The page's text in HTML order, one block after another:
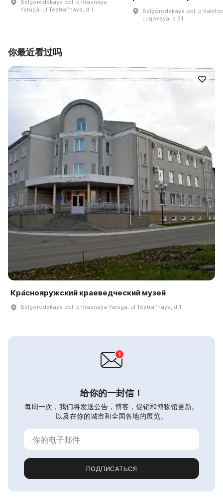
Belgorodskaya obl, p Krasnaya
Yaruga, ul Teatralʹnaya, d 1
Belgorodskaya obl, p
Lugovaya, d 51
你最近看过吗
Кра́снояружский краеведческий музей
Belgorodskaya obl, p Krasnaya Yaruga, ul Teatralʹnaya, d 1
给你的一封信！
每周一次，我们将发送公告，博客，促销和博物馆更新。
以及在你的城市和全国各地的展览。
ПОДПИСАТЬСЯ